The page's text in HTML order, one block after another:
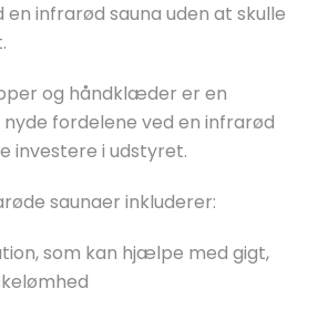
infrarød sauna uden at skulle
og håndklæder er en
fordelene ved en infrarød
investere i udstyret.
saunaer inkluderer:
som kan hjælpe med gigt,